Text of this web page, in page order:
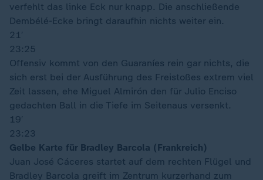
verfehlt das linke Eck nur knapp. Die anschließende
Dembélé-Ecke bringt daraufhin nichts weiter ein.
21′
23:25
Offensiv kommt von den Guaraníes rein gar nichts, die
sich erst bei der Ausführung des Freistoßes extrem viel
Zeit lassen, ehe Miguel Almirón den für Julio Enciso
gedachten Ball in die Tiefe im Seitenaus versenkt.
19′
23:23
Gelbe Karte für Bradley Barcola (Frankreich)
Juan José Cáceres startet auf dem rechten Flügel und
Bradley Barcola greift im Zentrum kurzerhand zum